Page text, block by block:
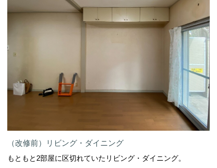
（改修前）リビング・ダイニング
もともと2部屋に区切れていたリビング・ダイニング。